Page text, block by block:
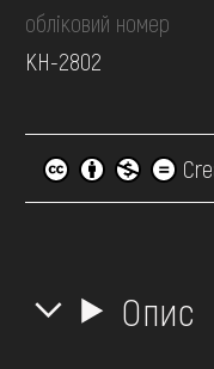
обліковий номер
КН-2802
Опис